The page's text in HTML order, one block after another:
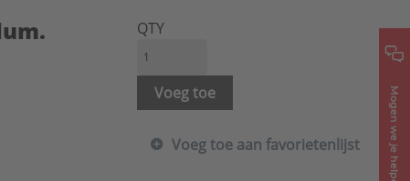
Mogen we je helpen?
QTY
Voeg toe
Voeg toe aan favorietenlijst